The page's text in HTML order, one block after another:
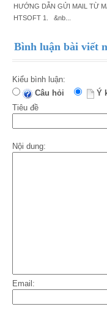
HƯỚNG DẪN GỬI MAIL TỪ
HTSOFT 1. &nb...
Bình luận bài viết
Kiểu bình luận:
Câu hỏi
Ý
Tiêu đề
Nội dung:
Email: